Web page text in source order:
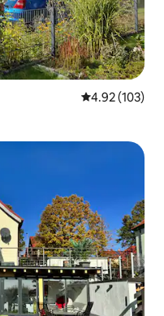
Calificación
4.92 (103)